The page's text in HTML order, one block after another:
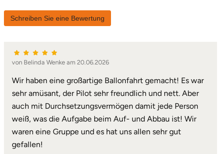
Schreiben Sie eine Bewertung
von Belinda Wenke am 20.06.2026
Wir haben eine großartige Ballonfahrt gemacht! Es war
sehr amüsant, der Pilot sehr freundlich und nett. Aber
auch mit Durchsetzungsvermögen damit jede Person
weiß, was die Aufgabe beim Auf- und Abbau ist! Wir
waren eine Gruppe und es hat uns allen sehr gut
gefallen!